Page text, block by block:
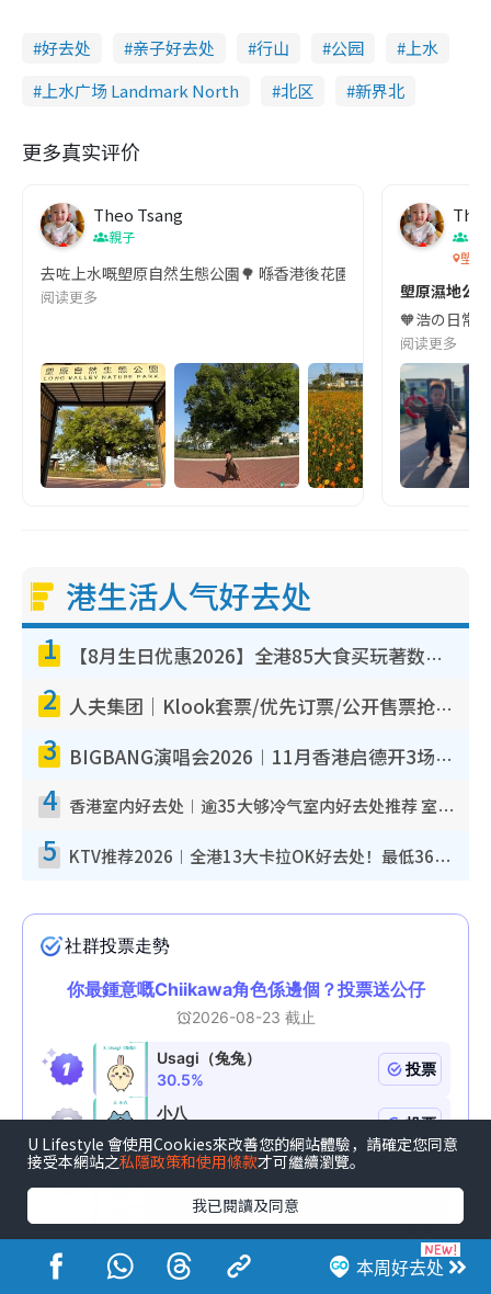
好去处 亲子好去处 行山 公园
上水
上水广场 Landmark North
北区 新界北
更多真实评价
Theo Tsang
親子
去咗上水嘅塱原自然生態公園🌳 喺香港後花園🌸🌼🪷超級靚😍 喺
阅读更多
塱原
塱原濕地公
🧡浩の日常
阅读更多
港生活人气好去处
1 【8月生日优惠2026】全港85大食买玩著数攻略 自助餐/火锅放题同行免费＋诚品/DONKI送现金券
2 人夫集团｜Klook套票/优先订票/公开售票抢票攻略！附票价.购票连结.场地座位表
3 BIGBANG演唱会2026︱11月香港启德开3场！实名制VIP申请、优先购票攻略
4 香港室内好去处︱逾35大够冷气室内好去处推荐 室内活动免费避雨无惧下雨
5 KTV推荐2026︱全港13大卡拉OK好去处！最低36元起 日语歌都有！(附地址+收费详情)
本周好去处
U Lifestyle 會使用Cookies來改善您的網站體驗，請確定您同意
接受本網站之私隱政策和使用條款才可繼續瀏覽。
我已閱讀及同意